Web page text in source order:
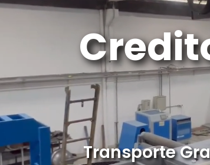
Transporte